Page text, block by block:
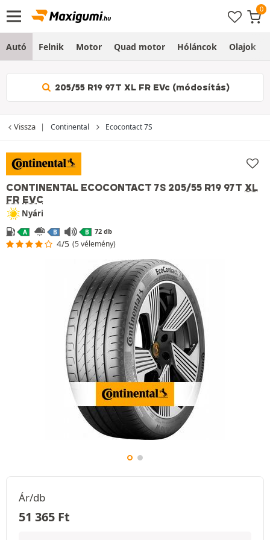
Autó Felnik Motor Quad motor Hóláncok Olajok
205/55 R19 97T XL FR EVc (módosítás)
Vissza Continental Ecocontact 7S
CONTINENTAL ECOCONTACT 7S 205/55 R19 97T XL
FR EVC
Nyári
A B B 72 db
4/5 (5 vélemény)
Ár/db
51 365 Ft